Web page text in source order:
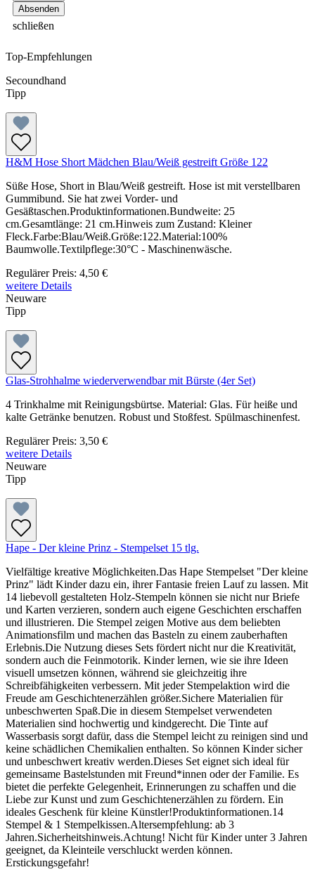
schließen
Top-Empfehlungen
Secoundhand
Tipp
H&M Hose Short Mädchen Blau/Weiß gestreift Größe 122
Süße Hose, Short in Blau/Weiß gestreift. Hose ist mit verstellbaren
Gummibund. Sie hat zwei Vorder- und
Gesäßtaschen.Produktinformationen.Bundweite: 25
cm.Gesamtlänge: 21 cm.Hinweis zum Zustand: Kleiner
Fleck.Farbe:Blau/Weiß.Größe:122.Material:100%
Baumwolle.Textilpflege:30°C - Maschinenwäsche.
Regulärer Preis: 4,50 €
weitere Details
Neuware
Tipp
Glas-Strohhalme wiederverwendbar mit Bürste (4er Set)
4 Trinkhalme mit Reinigungsbürtse. Material: Glas. Für heiße und
kalte Getränke benutzen. Robust und Stoßfest. Spülmaschinenfest.
Regulärer Preis: 3,50 €
weitere Details
Neuware
Tipp
Hape - Der kleine Prinz - Stempelset 15 tlg.
Vielfältige kreative Möglichkeiten.Das Hape Stempelset "Der kleine
Prinz" lädt Kinder dazu ein, ihrer Fantasie freien Lauf zu lassen. Mit
14 liebevoll gestalteten Holz-Stempeln können sie nicht nur Briefe
und Karten verzieren, sondern auch eigene Geschichten erschaffen
und illustrieren. Die Stempel zeigen Motive aus dem beliebten
Animationsfilm und machen das Basteln zu einem zauberhaften
Erlebnis.Die Nutzung dieses Sets fördert nicht nur die Kreativität,
sondern auch die Feinmotorik. Kinder lernen, wie sie ihre Ideen
visuell umsetzen können, während sie gleichzeitig ihre
Schreibfähigkeiten verbessern. Mit jeder Stempelaktion wird die
Freude am Geschichtenerzählen größer.Sichere Materialien für
unbeschwerten Spaß.Die in diesem Stempelset verwendeten
Materialien sind hochwertig und kindgerecht. Die Tinte auf
Wasserbasis sorgt dafür, dass die Stempel leicht zu reinigen sind und
keine schädlichen Chemikalien enthalten. So können Kinder sicher
und unbeschwert kreativ werden.Dieses Set eignet sich ideal für
gemeinsame Bastelstunden mit Freund*innen oder der Familie. Es
bietet die perfekte Gelegenheit, Erinnerungen zu schaffen und die
Liebe zur Kunst und zum Geschichtenerzählen zu fördern. Ein
ideales Geschenk für kleine Künstler!Produktinformationen.14
Stempel & 1 Stempelkissen.Altersempfehlung: ab 3
Jahren.Sicherheitshinweis.Achtung! Nicht für Kinder unter 3 Jahren
geeignet, da Kleinteile verschluckt werden können.
Erstickungsgefahr!